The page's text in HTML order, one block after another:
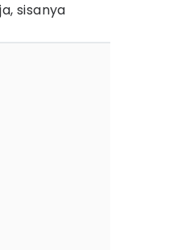
sisanya